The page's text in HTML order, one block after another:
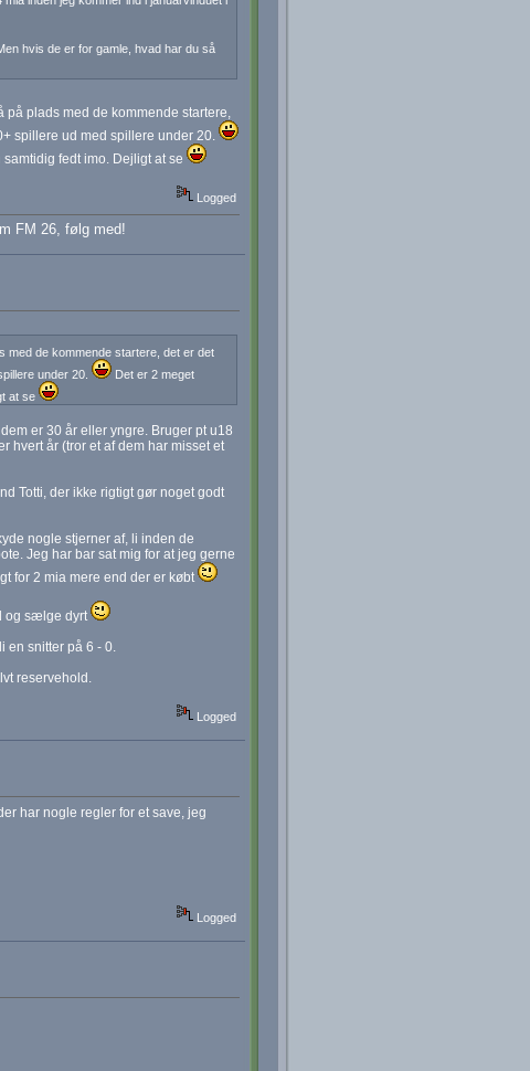
hvis de er for gamle, hvad har du så
plads med de kommende startere,
spillere ud med spillere under 20.
fedt imo. Dejligt at se
Logged
FM 26, følg med!
med de kommende startere, det er det
under 20.
Det er 2 meget
at se
er 30 år eller yngre. Bruger pt u18
hvert år (tror et af dem har misset et
Totti, der ikke rigtigt gør noget godt
nogle stjerner af, li inden de
Jeg har bar sat mig for at jeg gerne
for 2 mia mere end der er købt
og sælge dyrt
en snitter på 6 - 0.
reservehold.
Logged
har nogle regler for et save, jeg
Logged